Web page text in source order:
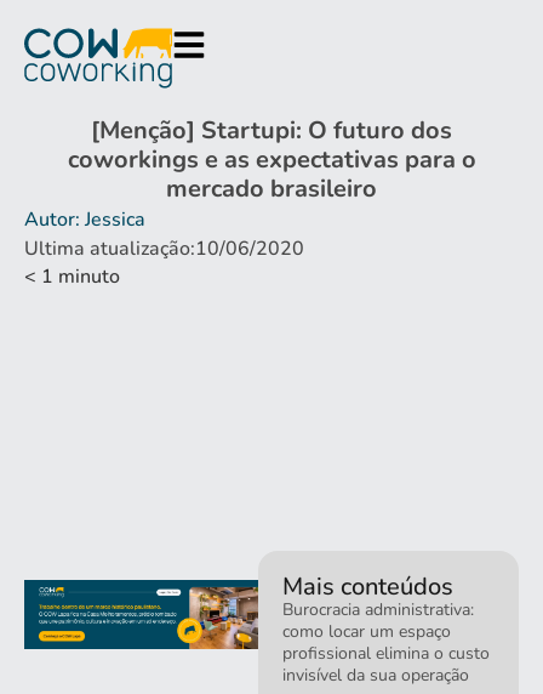
[Menção] Startupi: O futuro dos
coworkings e as expectativas para o
mercado brasileiro
Autor: Jessica
Ultima atualização:10/06/2020
< 1 minuto
Mais conteúdos
Burocracia administrativa:
como locar um espaço
profissional elimina o custo
invisível da sua operação